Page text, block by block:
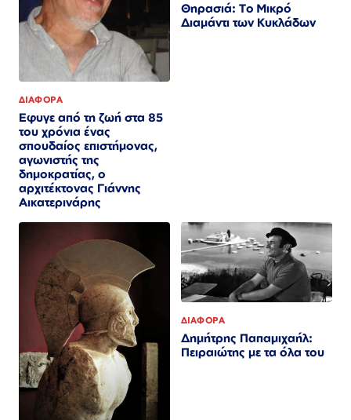
ΔΙΑΦΟΡΑ
Εφυγε από τη ζωή στα 85
του χρόνια ένας
σπουδαίος επιστήμονας,
αγωνιστής της
δημοκρατίας, ο
αρχιτέκτονας Γιάννης
Αικατερινάρης
Θηρασιά: Το Μικρό
Διαμάντι των Κυκλάδων
ΔΙΑΦΟΡΑ
Δημήτρης Παπαμιχαήλ:
Πειραιώτης με τα όλα του